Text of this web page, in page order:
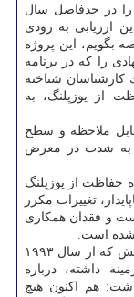
را در حدفاصل سال
این ارزیابی به زودی
بگویم، این پروژه
پیشنهادی را كه در برنامه
با كمك كارشناسان شناخته
از یوزپلنگ، به
ملاحظه و سطح
به شدت در معرض
حفاظت از یوزپلنگ
تغییرات مكرر
و فقدان همكاری
است.
این كارشناس شناخته شده حفاظت از حیات وحش كه از سال ۱۹۹۳
داشته، درباره
هم اكنون هیچ